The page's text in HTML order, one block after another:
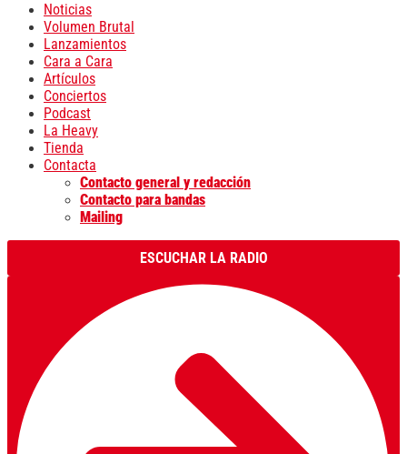
Noticias
Volumen Brutal
Lanzamientos
Cara a Cara
Artículos
Conciertos
Podcast
La Heavy
Tienda
Contacta
Contacto general y redacción
Contacto para bandas
Mailing
ESCUCHAR LA RADIO